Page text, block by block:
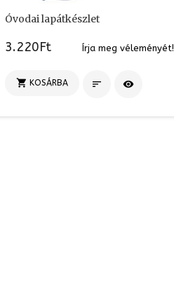
Óvodai lapátkészlet
3.220Ft Írja meg véleményét!
 KOSÁRBA  